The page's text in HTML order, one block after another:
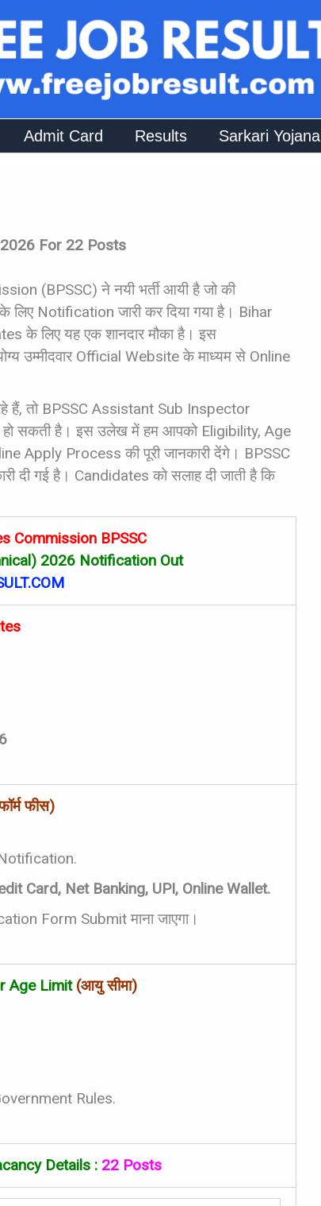
Admit Card Results Sarkari Yojana
For 22 Posts
(BPSSC) ने नयी भर्ती आयी है जो की
Notification जारी कर दिया गया है। Bihar
के लिए यह एक शानदार मौका है। इस
उम्मीदवार Official Website के माध्यम से Online
तो BPSSC Assistant Sub Inspector
सकती है। इस उलेख में हम आपको Eligibility, Age
Apply Process की पूरी जानकारी देंगे। BPSSC
दी गई है। Candidates को सलाह दी जाती है कि
Commission BPSSC
2026 Notification Out
फीस)
Card, Net Banking, UPI, Online Wallet.
Form Submit माना जाएगा।
Age Limit (आयु सीमा)
Rules.
Details : 22 Posts